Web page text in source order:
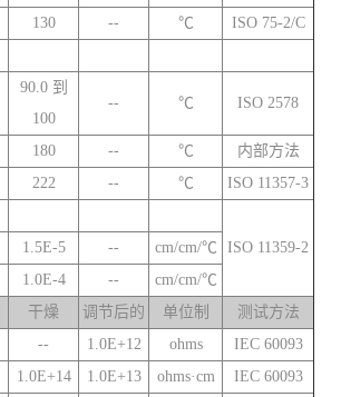
130 -- ℃
ISO 75-2/C
90.0 到
100
-- ℃ ISO 2578
180 -- ℃
内部方法
222 -- ℃
ISO 11357-3
ISO 11359-2
1.5E-5 --
cm/cm/℃
1.0E-4 --
cm/cm/℃
干燥 调节后的 单位制
测试方法
-- 1.0E+12 ohms
IEC 60093
1.0E+14 1.0E+13 ohms·cm IEC 60093